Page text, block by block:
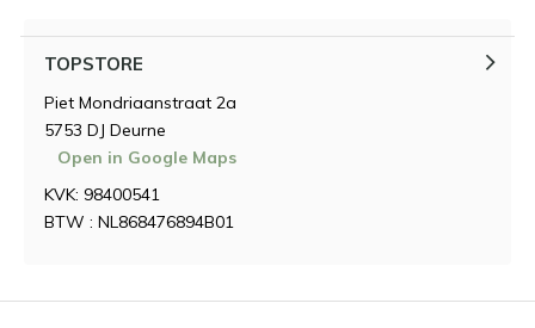
TOPSTORE
Piet Mondriaanstraat 2a
5753 DJ Deurne
Open in Google Maps
KVK: 98400541
BTW : NL868476894B01